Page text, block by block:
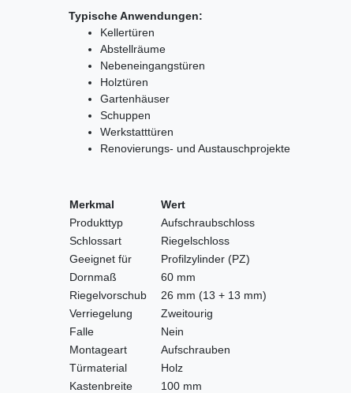
Typische Anwendungen:
Kellertüren
Abstellräume
Nebeneingangstüren
Holztüren
Gartenhäuser
Schuppen
Werkstatttüren
Renovierungs- und Austauschprojekte
Merkmal
Wert
Produkttyp
Aufschraubschloss
Schlossart
Riegelschloss
Geeignet für
Profilzylinder (PZ)
Dornmaß
60 mm
Riegelvorschub
26 mm (13 + 13 mm)
Verriegelung
Zweitourig
Falle
Nein
Montageart
Aufschrauben
Türmaterial
Holz
Kastenbreite
100 mm